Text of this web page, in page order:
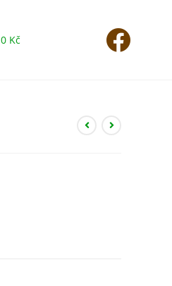
0 Kč